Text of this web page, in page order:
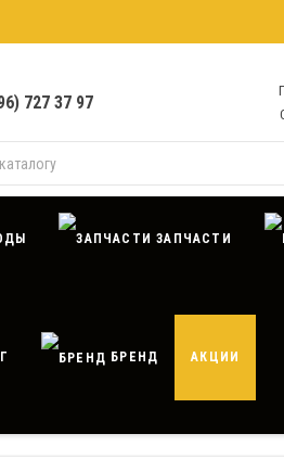
727 37 97
ЗАПЧАСТИ
БРЕНД АКЦИИ